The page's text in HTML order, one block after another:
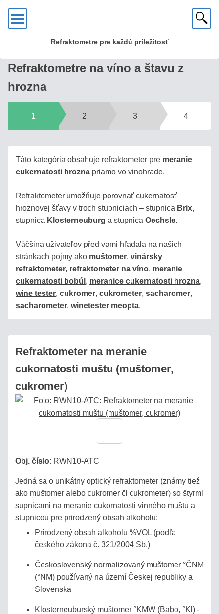
Refraktometre pre každú príležitosť
Refraktometre na víno a štavu z
hrozna
1 2 3 4
Táto kategória obsahuje refraktometer pre meranie
cukernatosti hrozna priamo vo vinohrade.
Refraktometer umožňuje porovnať cukernatosť
hroznovej šťavy v troch stupniciach – stupnica Brix,
stupnica Klosterneuburg a stupnica Oechsle.
Väčšina uživateľov před vami hľadala na našich
stránkach pojmy ako muštomer, vinársky
refraktometer, refraktometer na víno, meranie
cukernatosti bobúl , meranice cukernatosti hrozna,
wine tester, cukromer, cukrometer, sacharomer,
sacharometer, winetester meopta.
Refraktometer na meranie
cukornatosti muštu (muštomer,
cukromer)
Obj. číslo: RWN10-ATC
Jedná sa o unikátny optický refraktometer (známy tiež
ako muštomer alebo cukromer či cukrometer) so štyrmi
supnicami na meranie cukornatosti vinného muštu a
stupnicou pre prirodzený obsah alkoholu:
Prirodzený obsah alkoholu %VOL (podľa
českého zákona č. 321/2004 Sb.)
Československý normalizovaný muštomer °ČNM
(°NM) používaný na území Českej republiky a
Slovenska
Klosterneuburský muštomer °KMW (Babo, °Kl) -
nás
zakúpite
kvalitné
s mosadznou
hlavou
sklenenou
optikou!
biedne
plastové
náhrady!
MED
VÍNO
DESTILÁTY
PIVO
AUTOMOBILY
SÉRIA
INDEX
URINÁTY